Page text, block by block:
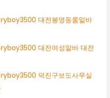
대전봉명동룸알바
대전여성알바 대전
덕진구보도사무실